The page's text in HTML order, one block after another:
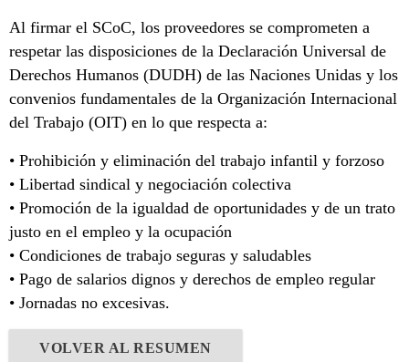
Al firmar el SCoC, los proveedores se comprometen a
respetar las disposiciones de la Declaración Universal de
Derechos Humanos (DUDH) de las Naciones Unidas y los
convenios fundamentales de la Organización Internacional
del Trabajo (OIT) en lo que respecta a:
• Prohibición y eliminación del trabajo infantil y forzoso
• Libertad sindical y negociación colectiva
• Promoción de la igualdad de oportunidades y de un trato
justo en el empleo y la ocupación
• Condiciones de trabajo seguras y saludables
• Pago de salarios dignos y derechos de empleo regular
• Jornadas no excesivas.
VOLVER AL RESUMEN